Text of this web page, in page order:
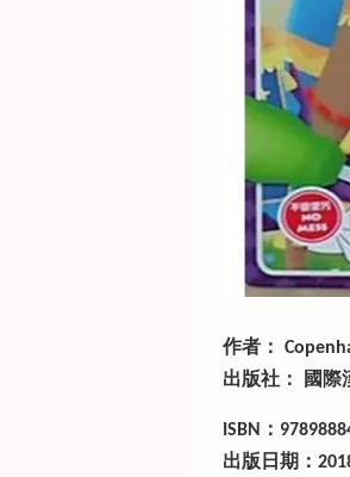
作者：
出版社： 國際
ISBN：
出版日期：